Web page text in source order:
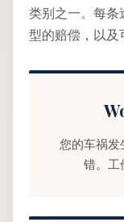
类别之一。每条
型的赔偿，以及
您的车祸发
错。工